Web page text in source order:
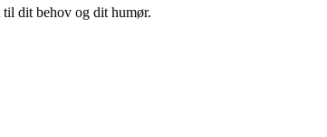
dit behov og dit humør.